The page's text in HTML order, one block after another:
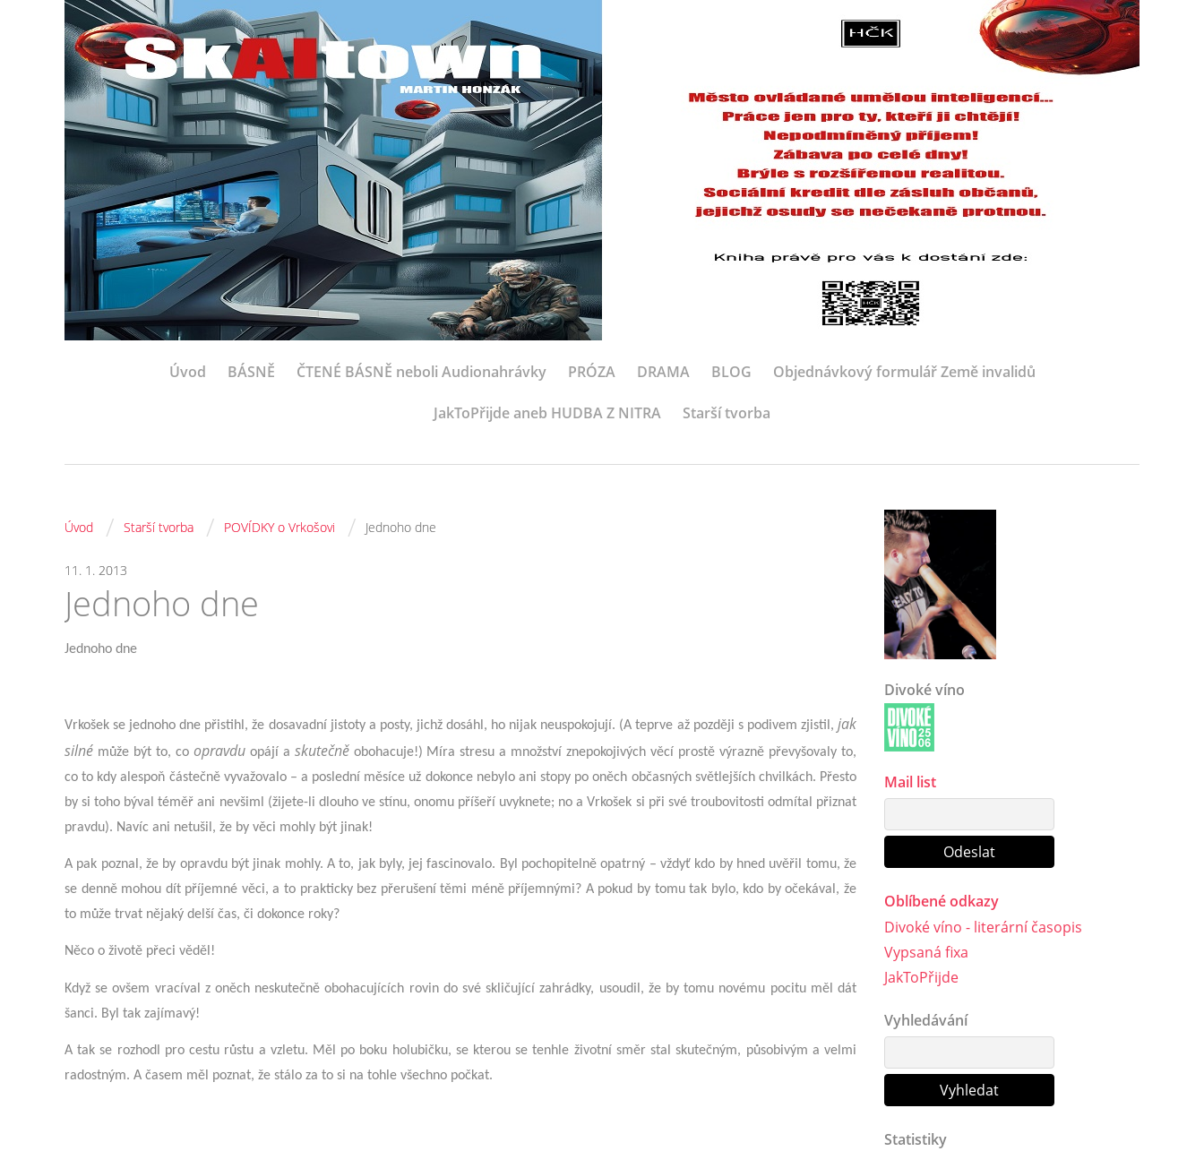
Úvod BÁSNĚ ČTENÉ BÁSNĚ neboli Audionahrávky PRÓZA DRAMA BLOG Objednávkový formulář Země invalidů
JakToPřijde aneb HUDBA Z NITRA Starší tvorba
Úvod / Starší tvorba / POVÍDKY o Vrkošovi / Jednoho dne
11. 1. 2013
Jednoho dne
Jednoho dne
Vrkošek se jednoho dne přistihl, že dosavadní jistoty a posty, jichž dosáhl, ho nijak neuspokojují. (A teprve až později s podivem zjistil, jak
silné může být to, co opravduopájí a skutečněobohacuje!) Míra stresu a množství znepokojivých věcí prostě výrazně převyšovaly to,
co to kdy alespoň částečně vyvažovalo – a poslední měsíce už dokonce nebylo ani stopy po oněch občasných světlejších chvilkách. Přesto
by si toho býval téměř ani nevšiml (žijete-li dlouho ve stínu, onomu příšeří uvyknete; no a Vrkošek si při své troubovitosti odmítal přiznat
pravdu). Navíc ani netušil, že by věci mohly být jinak!
A pak poznal, že by opravdu být jinak mohly. A to, jak byly, jej fascinovalo. Byl pochopitelně opatrný – vždyť kdo by hned uvěřil tomu, že
se denně mohou dít příjemné věci, a to prakticky bez přerušení těmi méně příjemnými? A pokud by tomu tak bylo, kdo by očekával, že
to může trvat nějaký delší čas, či dokonce roky?
Něco o životě přeci věděl!
Když se ovšem vracíval z oněch neskutečně obohacujících rovin do své skličující zahrádky, usoudil, že by tomu novému pocitu měl dát
šanci. Byl tak zajímavý!
A tak se rozhodl pro cestu růstu a vzletu. Měl po boku holubičku, se kterou se tenhle životní směr stal skutečným, působivým a velmi
radostným. A časem měl poznat, že stálo za to si na tohle všechno počkat.
Divoké víno
Mail list
Oblíbené odkazy
Divoké víno - literární časopis
Vypsaná fixa
JakToPřijde
Vyhledávání
Statistiky